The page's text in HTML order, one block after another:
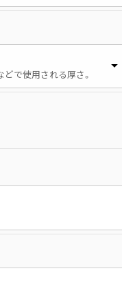
で使用される厚さ。